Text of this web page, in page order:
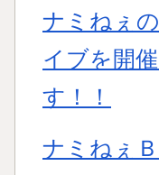
ナミねぇ
イブを開
す！！
ナミねぇ